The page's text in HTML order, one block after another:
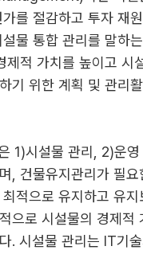
를 절감하고 투자 재
물 통합 관리를 말하
제적 가치를 높이고 시
기 위한 계획 및 관리
1)시설물 관리, 2)운
, 건물유지관리가 필요
적으로 유지하고 유지
으로 시설물의 경제적
. 시설물 관리는 IT기